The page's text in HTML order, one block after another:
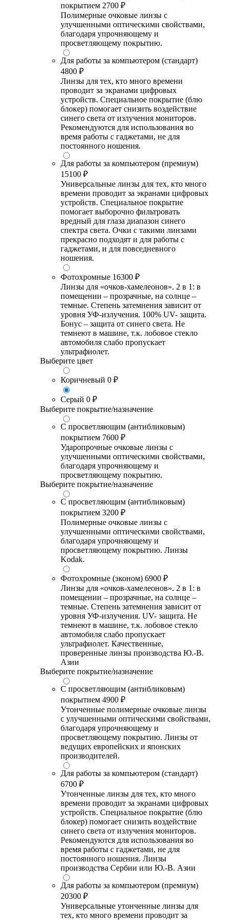
покрытием 2700 ₽
Полимерные очковые линзы с
улучшенными оптическими свойствами,
благодаря упрочняющему и
просветляющему покрытию.
Для работы за компьютером (стандарт)
4800 ₽
Линзы для тех, кто много времени
проводит за экранами цифровых
устройств. Специальное покрытие (блю
блокер) помогает снизить воздействие
синего света от излучения мониторов.
Рекомендуются для использования во
время работы с гаджетами, не для
постоянного ношения.
Для работы за компьютером (премиум)
15100 ₽
Универсальные линзы для тех, кто много
времени проводит за экранами цифровых
устройств. Специальное покрытие
помогает выборочно фильтровать
вредный для глаза диапазон синего
спектра света. Очки с такими линзами
прекрасно подходят и для работы с
гаджетами, и для повседневного
ношения.
Фотохромные 16300 ₽
Линзы для «очков-хамелеонов». 2 в 1: в
помещении – прозрачные, на солнце –
темные. Степень затемнения зависит от
уровня УФ-излучения. 100% UV- защита.
Бонус – защита от синего света. Не
темнеют в машине, т.к. лобовое стекло
автомобиля слабо пропускает
ультрафиолет.
Выберите цвет
Коричневый 0 ₽
Серый 0 ₽
Выберите покрытие/назначение
С просветляющим (антибликовым)
покрытием 7600 ₽
Ударопрочные очковые линзы с
улучшенными оптическими свойствами,
благодаря упрочняющему и
просветляющему покрытию.
Выберите покрытие/назначение
С просветляющим (антибликовым)
покрытием 3200 ₽
Полимерные очковые линзы с
улучшенными оптическими свойствами,
благодаря упрочняющему и
просветляющему покрытию. Линзы
Kodak.
Фотохромные (эконом) 6900 ₽
Линзы для «очков-хамелеонов». 2 в 1: в
помещении – прозрачные, на солнце –
темные. Степень затемнения зависит от
уровня УФ-излучения. UV- защита. Не
темнеют в машине, т.к. лобовое стекло
автомобиля слабо пропускает
ультрафиолет. Качественные,
проверенные линзы производства Ю.-В.
Азии
Выберите покрытие/назначение
С просветляющим (антибликовым)
покрытием 4900 ₽
Утонченные полимерные очковые линзы
с улучшенными оптическими свойствами,
благодаря упрочняющему и
просветляющему покрытию. Линзы от
ведущих европейских и японских
производителей.
Для работы за компьютером (стандарт)
6700 ₽
Утонченные линзы для тех, кто много
времени проводит за экранами цифровых
устройств. Специальное покрытие (блю
блокер) помогает снизить воздействие
синего света от излучения мониторов.
Рекомендуются для использования во
время работы с гаджетами, не для
постоянного ношения. Линзы
производства Сербии или Ю.-В. Азии
Для работы за компьютером (премиум)
20300 ₽
Универсальные утонченные линзы для
тех, кто много времени проводит за